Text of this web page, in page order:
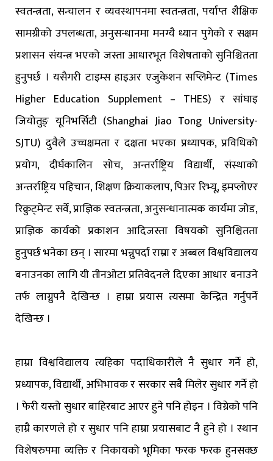
स्वतन्त्रता, सन्चालन र व्यवस्थापनमा स्वतन्त्रता, पर्याप्त शैक्षिक
सामग्रीको उपलब्धता, अनुसन्धानमा मनग्यै ध्यान पुगेको र सक्षम
प्रशासन संयन्त्र भएको जस्ता आधारभूत विशेषताको सुनिश्चितता
हुनुपर्छ । यसैगरी टाइम्स हाइअर एजुकेशन सप्लिमेन्ट (Times
Higher Education Supplement – THES) र सांघाइ
जियोतुङ् यूनिभर्सिटी (Shanghai Jiao Tong University-
SJTU) दुवैले उच्चक्षमता र दक्षता भएका प्रध्यापक, प्रविधिको
प्रयोग, दीर्घकालिन सोच, अन्तर्राष्ट्रिय विद्यार्थी, संस्थाको
अन्तर्राष्ट्रिय पहिचान, शिक्षण क्रियाकलाप, पिअर रिभ्यू, इमप्लोएर
रिक्रुट्मेन्ट सर्वे, प्राज्ञिक स्वतन्त्रता, अनुसन्धानात्मक कार्यमा जोड,
प्राज्ञिक कार्यको प्रकाशन आदिजस्ता विषयको सुनिश्चितता
हुनुपर्छ भनेका छन् । सारमा भन्नुपर्दा राम्रा र अब्बल विश्वविद्यालय
बनाउनका लागि यी तीनओटा प्रतिवेदनले दिएका आधार बनाउने
तर्फ लाग्नुपनै देखिन्छ । हाम्रा प्रयास त्यसमा केन्द्रित गर्नुपर्ने
देखिन्छ ।
हाम्रा विश्वविद्यालय त्यहिका पदाधिकारीले नै सुधार गर्ने हो,
प्रध्यापक, विद्यार्थी, अभिभावक र सरकार सबै मिलेर सुधार गर्ने हो
। फेरी यस्तो सुधार बाहिरबाट आएर हुने पनि होइन । विग्रेको पनि
हाम्रै कारणले हो र सुधार पनि हाम्रा प्रयासबाट नै हुने हो । स्थान
विशेषरुपमा व्यक्ति र निकायको भूमिका फरक फरक हुनसक्छ